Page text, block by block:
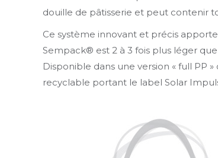
douille de pâtisserie et peut contenir
Ce système innovant et précis
Sempack® est 2 à 3 fois plus léger
Disponible dans une version « full PP
recyclable portant le label Solar